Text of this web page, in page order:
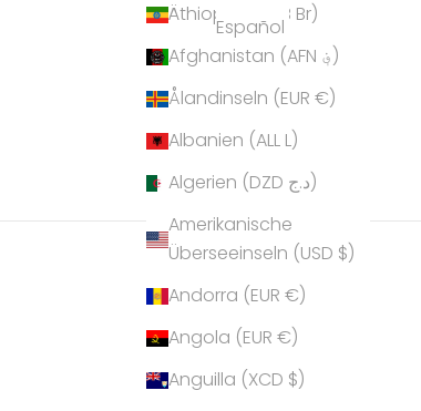
Äthiopien (ETB Br)
Afghanistan (AFN ؋)
Ålandinseln (EUR €)
Albanien (ALL L)
Algerien (DZD د.ج)
Amerikanische
Überseeinseln (USD $)
Andorra (EUR €)
Angola (EUR €)
Anguilla (XCD $)
Español